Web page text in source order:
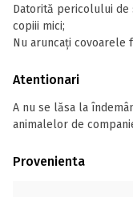
Datorită pericolului de
copiii mici;
Nu aruncați covoarele
Atentionari
A nu se lăsa la
animalelor de
Provenienta